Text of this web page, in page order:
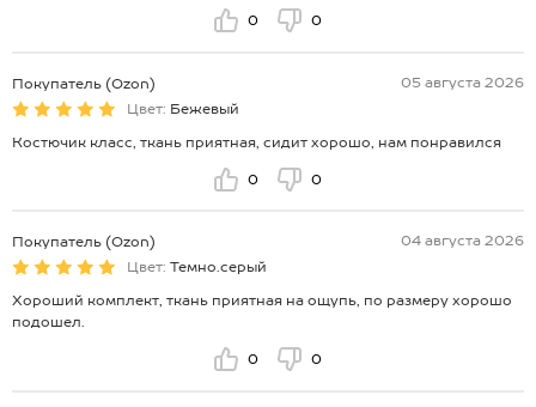
0 0
Покупатель (Ozon)
05 августа 2026
Цвет: Бежевый
Костючик класс, ткань приятная, сидит хорошо, нам понравился
0 0
Покупатель (Ozon)
04 августа 2026
Цвет: Темно.серый
Хороший комплект, ткань приятная на ощупь, по размеру хорошо
подошел.
0 0